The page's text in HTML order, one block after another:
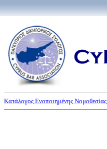
Κατάλογος Ενοποιημένης Νομοθεσίας